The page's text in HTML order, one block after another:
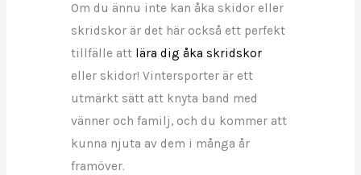
Om du ännu inte kan åka skidor eller
skridskor är det här också ett perfekt
tillfälle att lära dig åka skridskor
eller skidor! Vintersporter är ett
utmärkt sätt att knyta band med
vänner och familj, och du kommer att
kunna njuta av dem i många år
framöver.